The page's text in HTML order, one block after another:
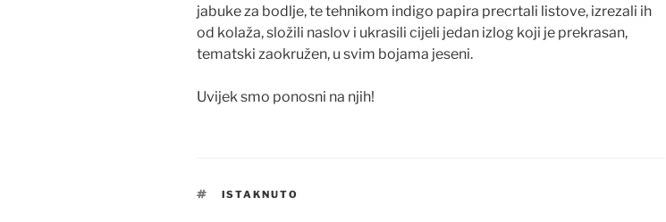
jabuke za bodlje, te tehnikom indigo papira precrtali listove, izrezali ih
od kolaža, složili naslov i ukrasili cijeli jedan izlog koji je prekrasan,
tematski zaokružen, u svim bojama jeseni.
Uvijek smo ponosni na njih!
OZNAKE
ISTAKNUTO